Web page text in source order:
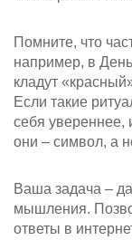
Помните, что
например, в
кладут
Если такие
себя увереннее,
они – символ, а
Ваша задача –
мышления.
ответы в